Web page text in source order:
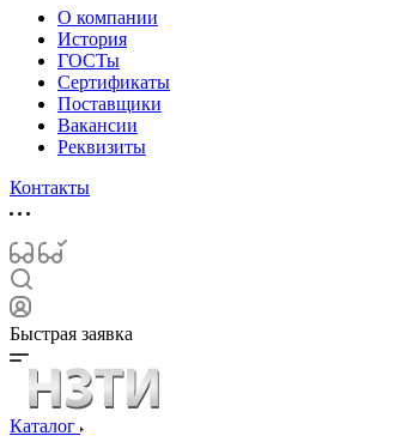
О компании
История
ГОСТы
Сертификаты
Поставщики
Вакансии
Реквизиты
Контакты
Быстрая заявка
Каталог